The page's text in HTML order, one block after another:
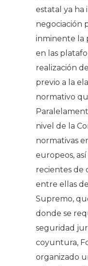
estatal ya ha
negociación
inminente la
en las
realización
previo a la
normativo
nivel de la
normativas
europeos,
recientes de
entre ellas
Supremo,
donde se
seguridad
coyuntura,
organizado